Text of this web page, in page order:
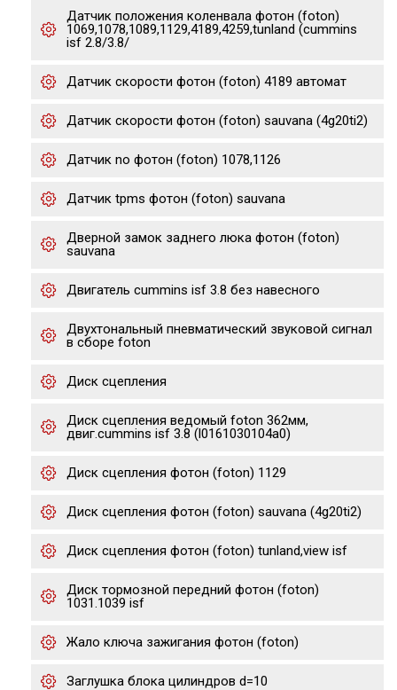
Датчик положения коленвала фотон (foton)
1069,1078,1089,1129,4189,4259,tunland (cummins
isf 2.8/3.8/
Датчик скорости фотон (foton) 4189 автомат
Датчик скорости фотон (foton) sauvana (4g20ti2)
Датчик no фотон (foton) 1078,1126
Датчик tpms фотон (foton) sauvana
Дверной замок заднего люка фотон (foton)
sauvana
Двигатель cummins isf 3.8 без навесного
Двухтональный пневматический звуковой сигнал
в сборе foton
Диск сцепления
Диск сцепления ведомый foton 362мм,
двиг.cummins isf 3.8 (l0161030104a0)
Диск сцепления фотон (foton) 1129
Диск сцепления фотон (foton) sauvana (4g20ti2)
Диск сцепления фотон (foton) tunland,view isf
Диск тормозной передний фотон (foton)
1031.1039 isf
Жало ключа зажигания фотон (foton)
Заглушка блока цилиндров d=10